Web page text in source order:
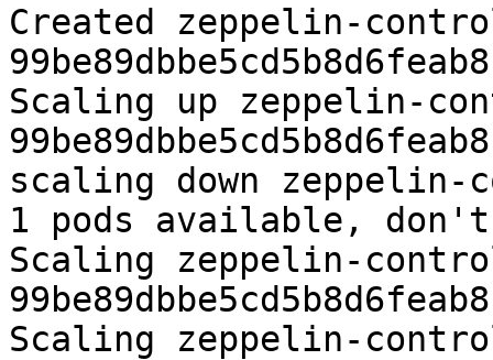
Created zeppelin-
Scaling up zeppelin-
scaling down
1 pods available, don't
Scaling zeppelin-
Scaling zeppelin-